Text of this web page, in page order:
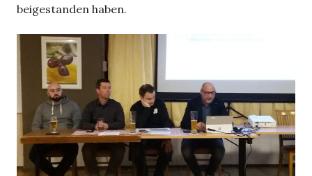
beigestanden haben.